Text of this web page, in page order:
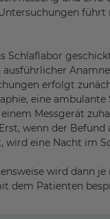
führt
Schlaflabor
erfolgt
eine ambulante
Messgerät
wenn der
wird eine Nacht im
wird dann je
dem Patienten